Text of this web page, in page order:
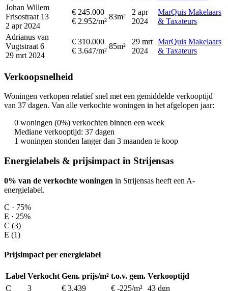
Johan Willem
Frisostraat 13
2 apr 2024
€ 245.000
€ 2.952/m²
83m²
2 apr
2024
MarQuis Makelaars
& Taxateurs
Adrianus van
Vugtstraat 6
29 mrt 2024
€ 310.000
€ 3.647/m²
85m²
29 mrt
2024
MarQuis Makelaars
& Taxateurs
Verkoopsnelheid
Woningen verkopen relatief snel met een gemiddelde verkooptijd
van 37 dagen. Van alle verkochte woningen in het afgelopen jaar:
0 woningen (0%) verkochten binnen een week
Mediane verkooptijd: 37 dagen
1 woningen stonden langer dan 3 maanden te koop
Energielabels & prijsimpact in Strijensas
0% van de verkochte woningen in Strijensas heeft een A-
energielabel.
C · 75%
E · 25%
C (3)
E (1)
Prijsimpact per energielabel
Label Verkocht Gem. prijs/m² t.o.v. gem. Verkooptijd
C
3 € 3.439 € -225/m² 43 dgn